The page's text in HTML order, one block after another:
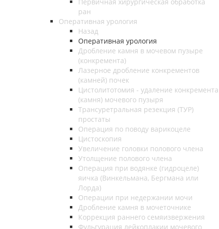
ран
Оперативная урология
Назад
Оперативная урология
Дробление камня в мочевом пузыре
(конкремента)
Лазерное дробление конкрементов
(камней) почек
Цистолитотомия - удаление конкремента
(камня) мочевого пузыря
Трансуретральная резекция (ТУР)
простаты
Операция по поводу варикоцеле
Цистоскопия
Увеличение головки полового члена
Утолщение полового члена
Операция при водянке (гидроцеле)
яичка (Винкельмана, Бергмана или
Лорда)
Операции при недержании мочи
Дробление камня в мочеточнике
Коррекция раннего семяизвержения
Фульгурация лейкоплакии мочевого